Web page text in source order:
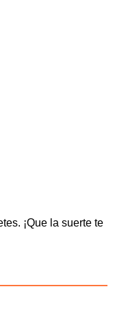
¡Que la suerte te